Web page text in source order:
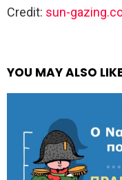
Credit: sun-
YOU MAY ALSO